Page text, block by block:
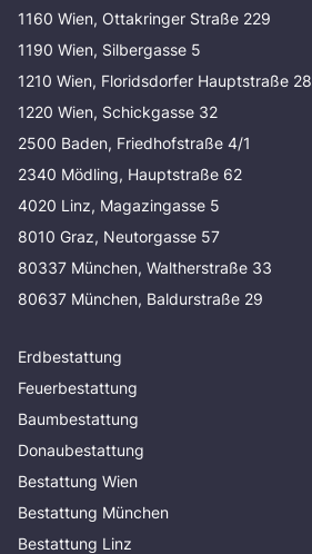
1160 Wien, Ottakringer Straße 229
1190 Wien, Silbergasse 5
1210 Wien, Floridsdorfer Hauptstraße 28
1220 Wien, Schickgasse 32
2500 Baden, Friedhofstraße 4/1
2340 Mödling, Hauptstraße 62
4020 Linz, Magazingasse 5
8010 Graz, Neutorgasse 57
80337 München, Waltherstraße 33
80637 München, Baldurstraße 29
Erdbestattung
Feuerbestattung
Baumbestattung
Donaubestattung
Bestattung Wien
Bestattung München
Bestattung Linz